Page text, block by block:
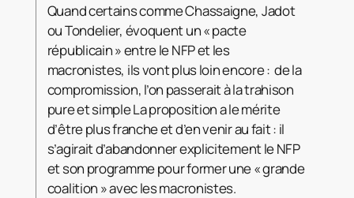
Quand certains comme Chassaigne, Jadot
ou Tondelier, évoquent un « pacte
républicain » entre le NFP et les
macronistes, ils vont plus loin encore : de la
compromission, l’on passerait à la trahison
pure et simple La proposition a le mérite
d’être plus franche et d’en venir au fait : il
s’agirait d’abandonner explicitement le NFP
et son programme pour former une « grande
coalition » avec les macronistes.